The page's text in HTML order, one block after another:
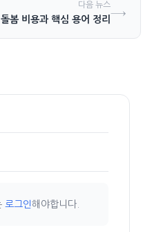
다음 뉴스
봄 비용과 핵심 용어 정리 →
로그인해야합니다.